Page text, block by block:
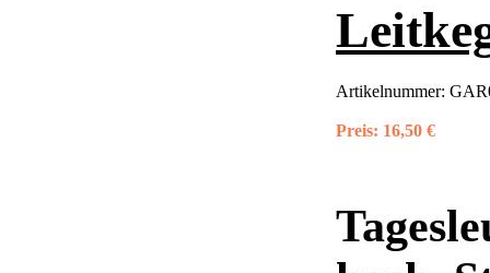
Artikelnummer:
Preis: 16,50 €